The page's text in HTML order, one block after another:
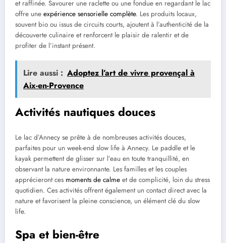
et raffinée. Savourer une raclette ou une fondue en regardant le lac
offre une expérience sensorielle complète. Les produits locaux,
souvent bio ou issus de circuits courts, ajoutent à l’authenticité de la
découverte culinaire et renforcent le plaisir de ralentir et de
profiter de l’instant présent.
Lire aussi : Adoptez l’art de vivre provençal à
Aix-en-Provence
Activités nautiques douces
Le lac d’Annecy se prête à de nombreuses activités douces,
parfaites pour un week-end slow life à Annecy. Le paddle et le
kayak permettent de glisser sur l’eau en toute tranquillité, en
observant la nature environnante. Les familles et les couples
apprécieront ces moments de calme et de complicité, loin du stress
quotidien. Ces activités offrent également un contact direct avec la
nature et favorisent la pleine conscience, un élément clé du slow
life.
Spa et bien-être